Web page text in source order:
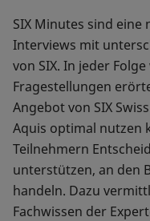
SIX Minutes sind
Interviews mit
von SIX. In jeder
Fragestellungen
Angebot von SIX
Aquis optimal nutzen
Teilnehmern
unterstützen, an den
handeln. Dazu
Fachwissen der